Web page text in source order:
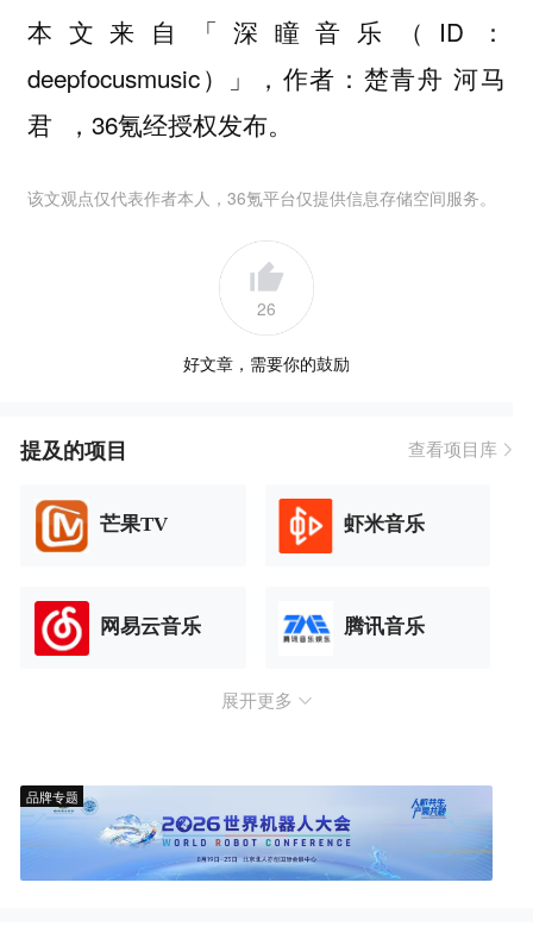
本文来自「深瞳音乐（ID：
deepfocusmusic）」，作者：楚青舟 河马
君 ，36氪经授权发布。
该文观点仅代表作者本人，36氪平台仅提供信息存储空间服务。
26
好文章，需要你的鼓励
提及的项目 查看项目库
芒果TV 虾米音乐
网易云音乐 腾讯音乐
展开更多
品牌专题